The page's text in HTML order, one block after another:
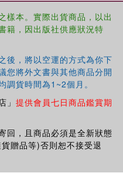
樣本。實際出貨商品，以出
籍，因出版社供應狀況特
後，將以空運的方式為你下
您將外文書與其他商品分開
調貨時間為1~2個月。
」 提供會員七日商品鑑賞期
回，且商品必須是全新狀態
贈品等)否則恕不接受退